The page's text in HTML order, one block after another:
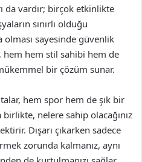
da vardır; birçok etkinlikte
sınırlı olduğu
sayesinde güvenlik
hem stil sahibi hem de
bir çözüm sunar.
hem spor hem de şık bir
nelere sahip olacağınız
Dışarı çıkarken sadece
zorunda kalmanız, aynı